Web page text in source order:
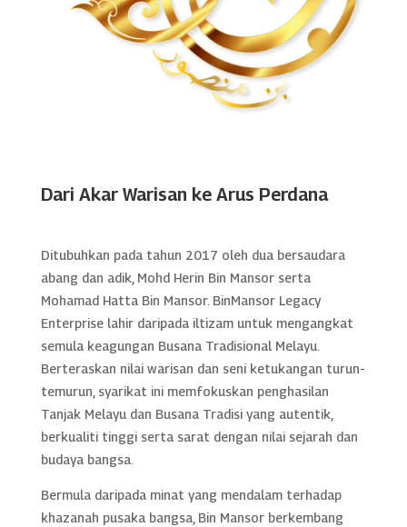
Dari Akar Warisan ke Arus Perdana
Ditubuhkan pada tahun 2017 oleh dua bersaudara
abang dan adik, Mohd Herin Bin Mansor serta
Mohamad Hatta Bin Mansor. BinMansor Legacy
Enterprise lahir daripada iltizam untuk mengangkat
semula keagungan Busana Tradisional Melayu.
Berteraskan nilai warisan dan seni ketukangan turun-
temurun, syarikat ini memfokuskan penghasilan
Tanjak Melayu dan Busana Tradisi yang autentik,
berkualiti tinggi serta sarat dengan nilai sejarah dan
budaya bangsa.
Bermula daripada minat yang mendalam terhadap
khazanah pusaka bangsa, Bin Mansor berkembang